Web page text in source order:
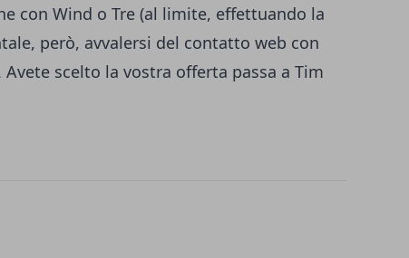
con Wind o Tre (al limite, effettuando la
però, avvalersi del contatto web con
scelto la vostra offerta passa a Tim